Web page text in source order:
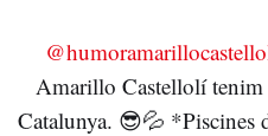
Amarillo Castellolí
Catalunya. 😎💦 *Piscines